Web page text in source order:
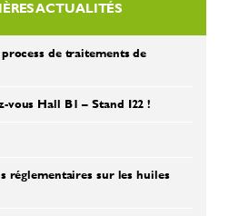
ACTUALITÉS
de traitements de
vous Hall B1 – Stand I22 !
réglementaires sur les huiles